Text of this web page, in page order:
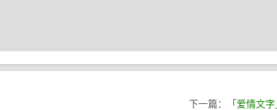
下一篇： 「爱情文